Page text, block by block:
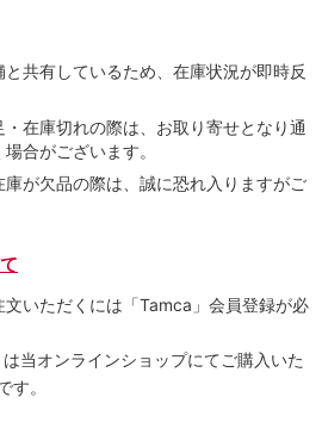
共有しているため、在庫状況が即時反
在庫切れの際は、お取り寄せとなり通
合がございます。
が欠品の際は、誠に恐れ入りますがご
いただくには「Tamca」会員登録が必
は当オンラインショップにてご購⼊いた
す。